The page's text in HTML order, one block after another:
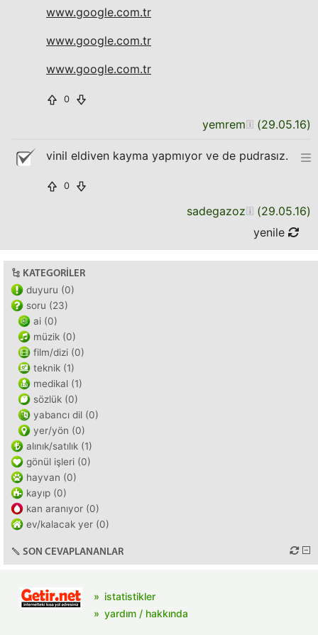
www.google.com.tr
www.google.com.tr
www.google.com.tr
0
yemrem (29.05.16)
vinil eldiven kayma yapmıyor ve de pudrasız.
0
sadegazoz (29.05.16)
yenile
KATEGORILER
duyuru (0)
soru (23)
ai (0)
müzik (0)
film/dizi (0)
teknik (1)
medikal (1)
sözlük (0)
yabancı dil (0)
yer/yön (0)
alınık/satılık (1)
gönül işleri (0)
hayvan (0)
kayıp (0)
kan aranıyor (0)
ev/kalacak yer (0)
SON CEVAPLANANLAR
istatistikler
yardım / hakkında